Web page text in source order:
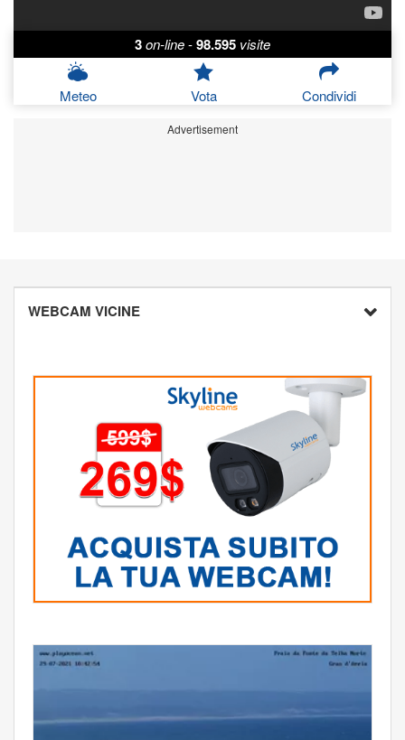
3on-line-98.595 visite
Meteo Vota Condividi
Advertisement
WEBCAM VICINE